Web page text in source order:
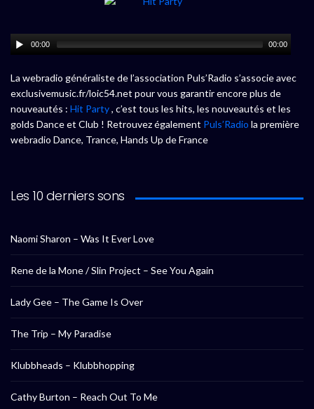
00:00 00:00
La webradio généraliste de l’association Puls’Radio s’associe avec
exclusivemusic.fr/loic54.net pour vous garantir encore plus de
nouveautés : Hit Party, c’est tous les hits, les nouveautés et les
golds Dance et Club ! Retrouvez également Puls’Radio la première
webradio Dance, Trance, Hands Up de France
Les 10 derniers sons
Naomi Sharon – Was It Ever Love
Rene de la Mone / Slin Project – See You Again
Lady Gee – The Game Is Over
The Trip – My Paradise
Klubbheads – Klubbhopping
Cathy Burton – Reach Out To Me